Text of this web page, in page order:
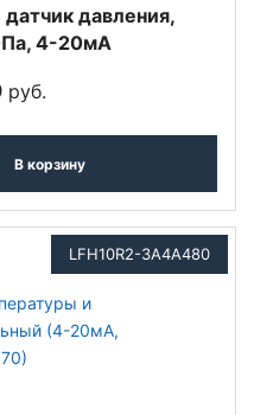
давления,
4-20мА
руб.
В корзину
LFH10R2-3A4A480